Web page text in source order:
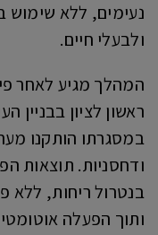
נעימים, ללא שימוש
ולבעלי חיים.
המהלך מגיע לאחר
ראשון לציון בבניין
במסגרתו הותקנו
ודחסניות. תוצאות
בנטרול ריחות, ללא
ותוך הפעלה